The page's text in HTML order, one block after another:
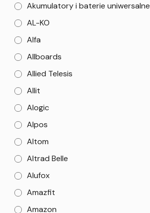
Akumulatory i baterie uniwersalne
AL-KO
Alfa
Allboards
Allied Telesis
Allit
Alogic
Alpos
Altom
Altrad Belle
Alufox
Amazfit
Amazon